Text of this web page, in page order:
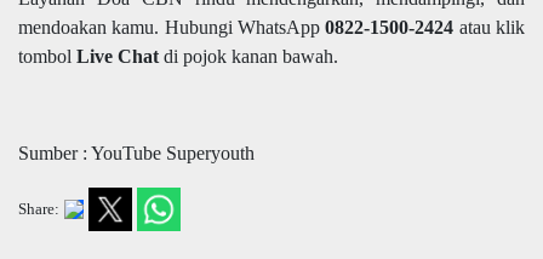
mendoakan kamu. Hubungi WhatsApp0822-1500-2424 atau klik
tombol Live Chat di pojok kanan bawah.
Sumber : YouTube Superyouth
Share: